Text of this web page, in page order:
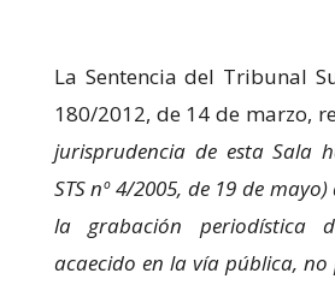
La Sentencia del Tribunal
180/2012, de 14 de marzo,
jurisprudencia de esta Sala
STS nº 4/2005, de 19 de
la grabación periodística
acaecido en la vía pública, no
Experiencia
Para que
funcione lo
mejor posible
visita. Si
rechaza estas
cookies,